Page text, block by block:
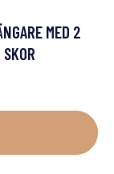
MED 2